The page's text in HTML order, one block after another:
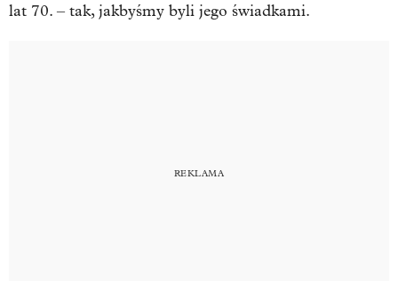
lat 70. – tak, jakbyśmy byli jego świadkami.